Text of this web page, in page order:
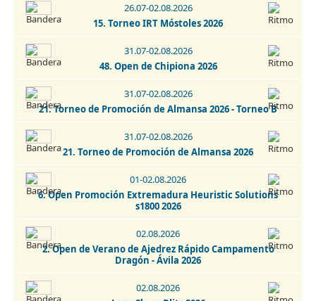
22.08.2026
7. Torneo de Ajedrez Cardeñosa 2026
22-29.08.2026
Open Internacional de Ajedrez Clásico - San Cristobal de
La Laguna 2026
29.08.2026
13. Torneio Fatacil - Cidade De Lagoa - Memorial Armando
Lopes 2026
Open Internacional de Ajedrez Activo - San Cristobal de La
Laguna 2026
Torneo de Ajedrez Fiestas Virgen del Rosario Camarma de
Esteruelas 2026
Escala Emporium Chess Open 2026
26.07-02.08.2026
15. Torneo IRT Móstoles 2026
31.07-02.08.2026
48. Open de Chipiona 2026
31.07-02.08.2026
21. Torneo de Promoción de Almansa 2026 - Torneo B
31.07-02.08.2026
21. Torneo de Promoción de Almansa 2026
01-02.08.2026
6. Open Promoción Extremadura Heuristic Solutions
s1800 2026
02.08.2026
2. Open de Verano de Ajedrez Rápido Campamento
Dragón - Ávila 2026
02.08.2026